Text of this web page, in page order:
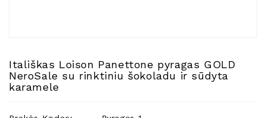
Kosmetika
Higienos
Itališkas Loison Panettone pyragas GOLD
NeroSale su rinktiniu šokoladu ir sūdyta
karamele